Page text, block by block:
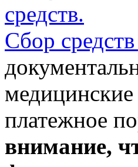
средств.
Сбор
платежное
внимание,